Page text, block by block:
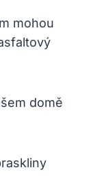
mohou
domě